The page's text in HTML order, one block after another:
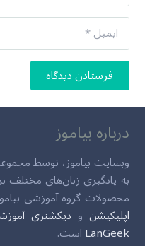
فرستادن دیدگاه
درباره بیاموز
وبسایت بیاموز، توسط
به یادگیری زبان‌های
محصولات گروه آموزشی
اپلیکیشن و دیکشنری
LanGeekاست.